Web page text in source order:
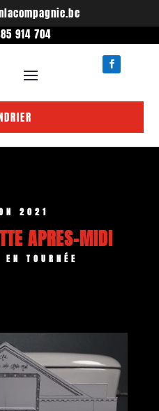
914 704
2021
APRES-MIDI
TOURNÉE